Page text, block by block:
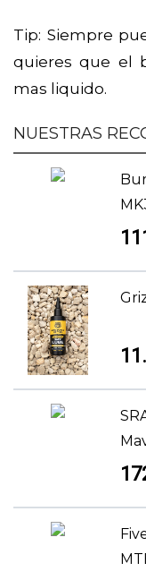
Tip: Siempre
quieres que el
mas liquido.
NUESTRAS